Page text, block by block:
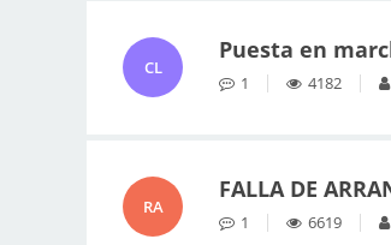
CL
Puesta en
1 4182
RA
FALLA DE
1 6619